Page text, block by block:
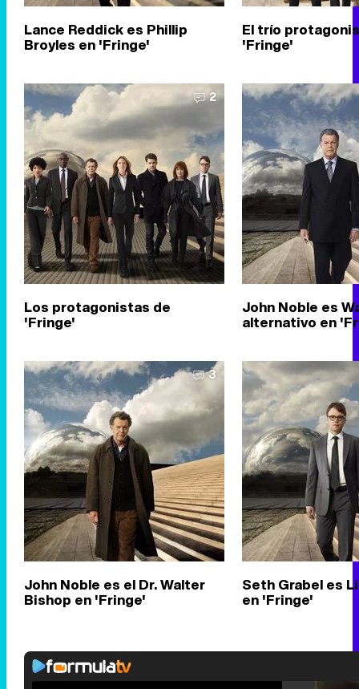
Lance Reddick es Phillip
Broyles en 'Fringe'
El trío
'Fringe'
2
Los protagonistas de
'Fringe'
John Noble es
alternativo en
3
John Noble es el Dr. Walter
Bishop en 'Fringe'
Seth Grabel es
en 'Fringe'